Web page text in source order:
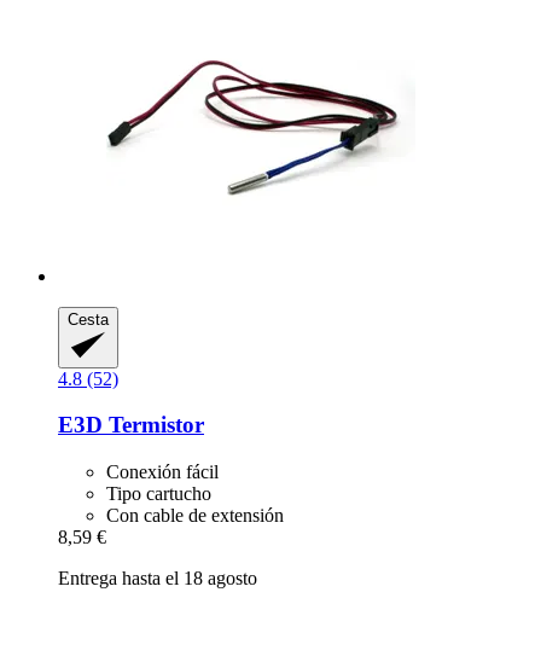
Cesta
4.8 (52)
E3D Termistor
Conexión fácil
Tipo cartucho
Con cable de extensión
8,59 €
Entrega hasta el 18 agosto